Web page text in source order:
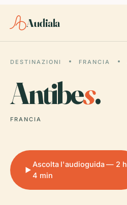
Audiala
DESTINAZIONI FRANCIA
Antibes.
FRANCIA
Ascolta l'audioguida — 2 h
4 min